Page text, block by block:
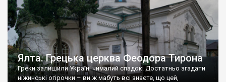
Ялта. Грецька церква Феодора Тирона
Греки залишили Україні чималий спадок. Достатньо згадати
ніжинські огірочки – ви ж мабуть всі знаєте, що цей,